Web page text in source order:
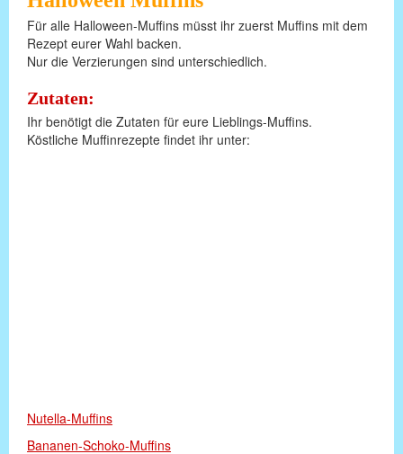
Für alle Halloween-Muffins müsst ihr zuerst Muffins mit dem
Rezept eurer Wahl backen.
Nur die Verzierungen sind unterschiedlich.
Zutaten:
Ihr benötigt die Zutaten für eure Lieblings-Muffins.
Köstliche Muffinrezepte findet ihr unter:
Nutella-Muffins
Bananen-Schoko-Muffins